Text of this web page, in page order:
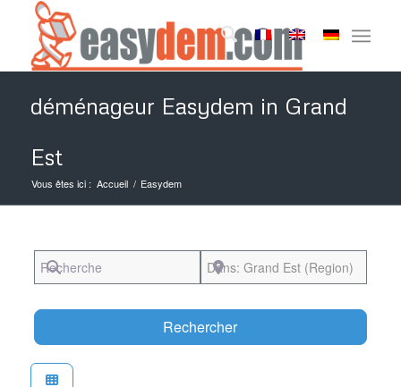
déménageur Easydem in Grand
Est
Vous êtes ici : Accueil / Easydem
Recherche Près de
RechercherSearch